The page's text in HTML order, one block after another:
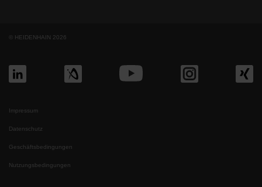
© HEIDENHAIN 2026
Impressum
Datenschutz
Geschäftsbedingungen
Nutzungsbedingungen